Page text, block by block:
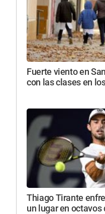
Fuerte viento en
con las clases en
Thiago Tirante
un lugar en octavos